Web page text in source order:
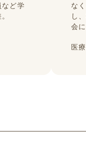
など学
な
し
会
医